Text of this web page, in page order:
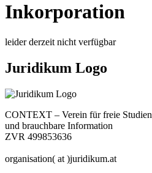
Inkorporation
leider derzeit nicht verfügbar
Juridikum Logo
CONTEXT – Verein für freie Studien
und brauchbare Information
ZVR 499853636
organisation( at )juridikum.at